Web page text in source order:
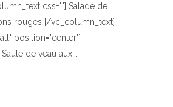
css=""] Salade de
rouges [/vc_column_text]
position="center"]
de veau aux...